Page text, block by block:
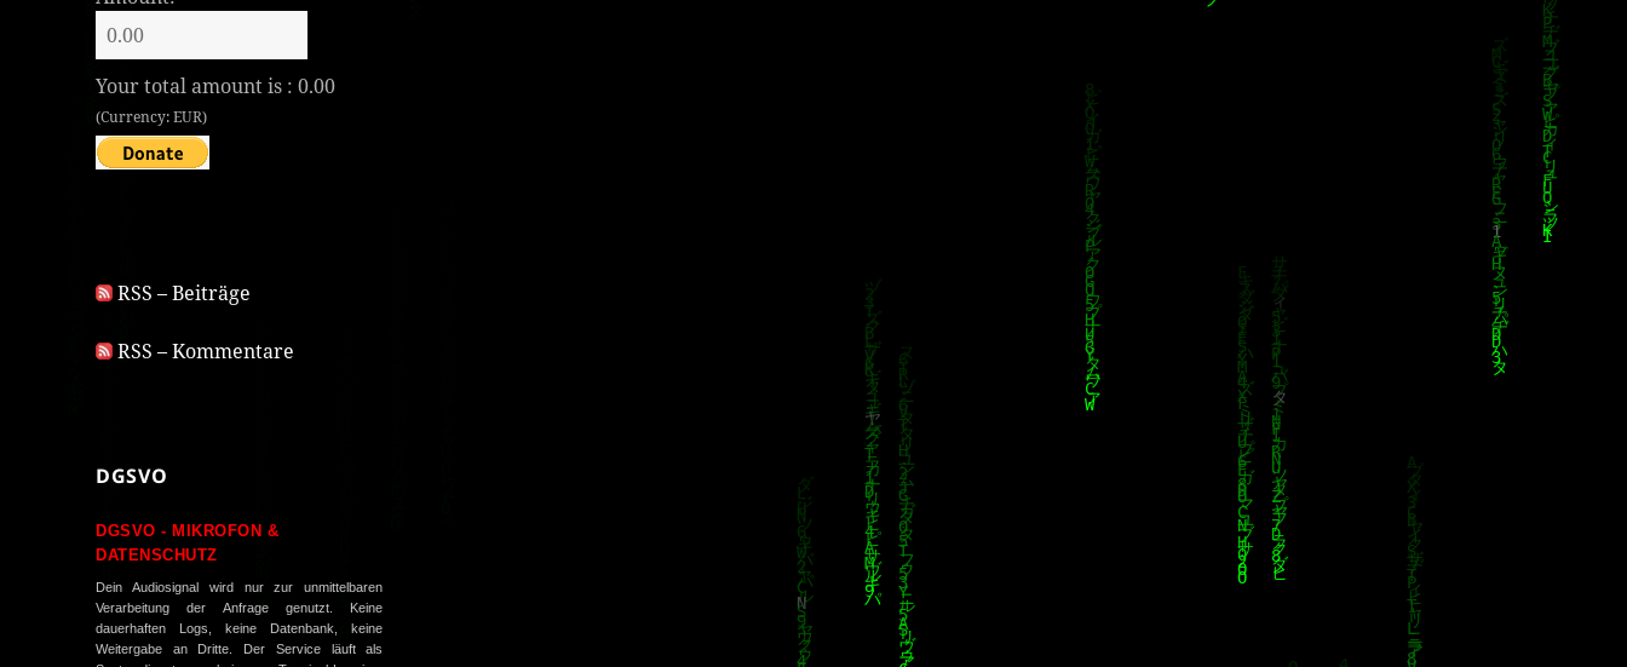
Your total amount is :0.00
(Currency: EUR)
RSS – Beiträge
RSS – Kommentare
DGSVO
DGSVO - MIKROFON &
DATENSCHUTZ
Dein Audiosignal wird nur zur unmittelbaren
Verarbeitung der Anfrage genutzt. Keine
dauerhaften Logs, keine Datenbank, keine
Weitergabe an Dritte. Der Service läuft als